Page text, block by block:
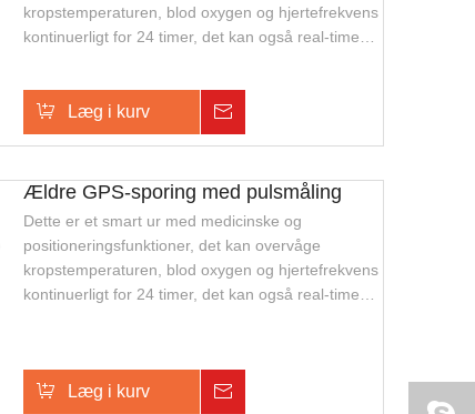
kropstemperaturen, blod oxygen og hjertefrekvens
kontinuerligt for 24 timer, det kan også real-time
til udendørs sikkerhedssporing og overvågning af
ældre eller enkeltpersoner.
Læg i kurv
Ældre GPS-sporing med pulsmåling
Dette er et smart ur med medicinske og
positioneringsfunktioner, det kan overvåge
kropstemperaturen, blod oxygen og hjertefrekvens
kontinuerligt for 24 timer, det kan også real-time
til udendørs sikkerhedssporing og overvågning af
ældre eller enkeltpersoner.
Læg i kurv